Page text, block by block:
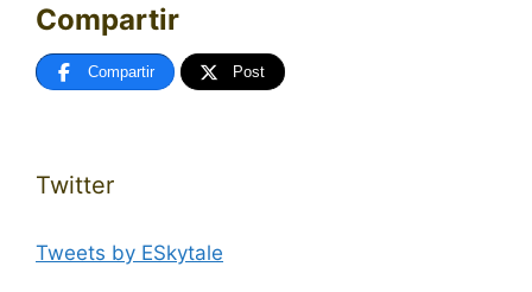
Compartir
Compartir Post
Twitter
Tweets by ESkytale